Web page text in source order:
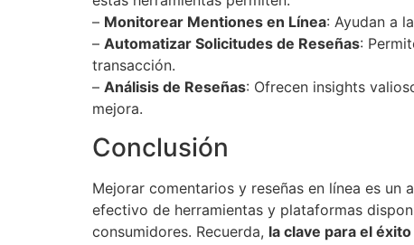
– Monitorear Mentiones en Línea: Ayudan a
– Automatizar Solicitudes de Reseñas:
transacción.
– Análisis de Reseñas: Ofrecen insights
mejora.
Conclusión
Mejorar comentarios y reseñas en línea es
efectivo de herramientas y plataformas
consumidores. Recuerda, la clave para el